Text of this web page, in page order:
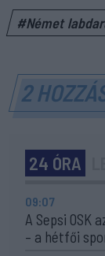
#Német
2
24 ÓRA
09:07
A Sepsi OSK
– a hétfői